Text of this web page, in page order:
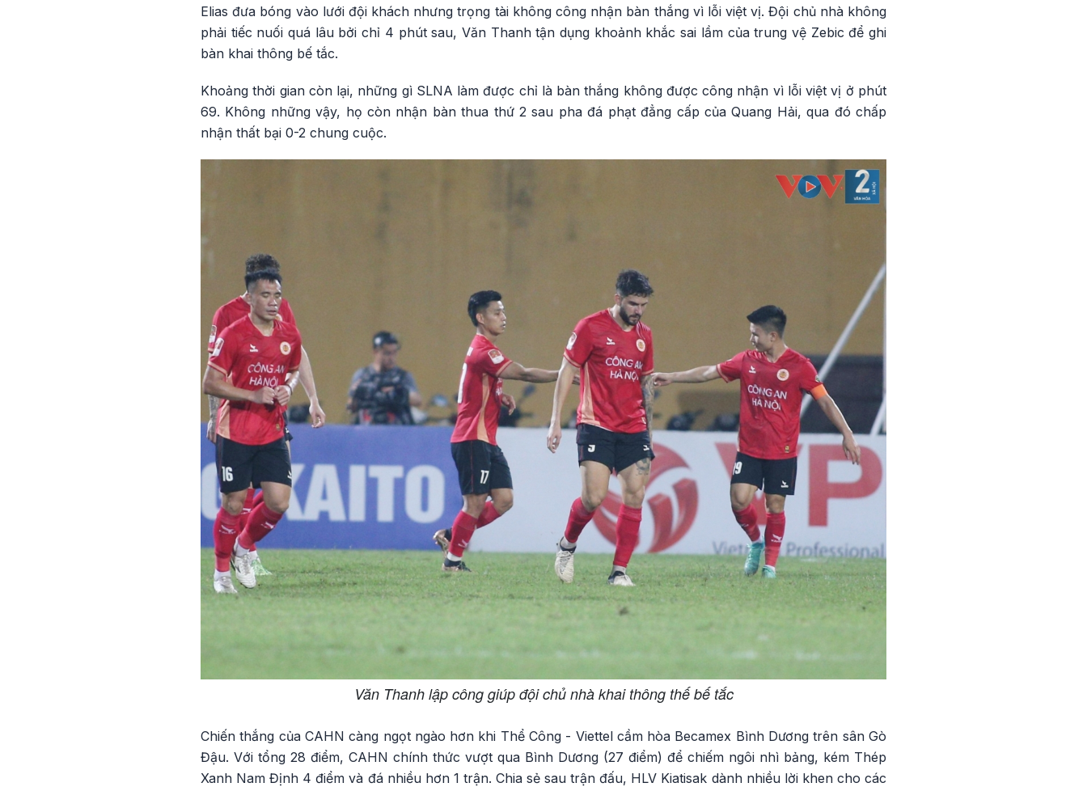
Elias đưa bóng vào lưới đội khách nhưng trọng tài không công nhận bàn thắng vì lỗi việt vị. Đội chủ nhà không
phải tiếc nuối quá lâu bởi chỉ 4 phút sau, Văn Thanh tận dụng khoảnh khắc sai lầm của trung vệ Zebic để ghi
bàn khai thông bế tắc.
Khoảng thời gian còn lại, những gì SLNA làm được chỉ là bàn thắng không được công nhận vì lỗi việt vị ở phút
69. Không những vậy, họ còn nhận bàn thua thứ 2 sau pha đá phạt đẳng cấp của Quang Hải, qua đó chấp
nhận thất bại 0-2 chung cuộc.
Văn Thanh lập công giúp đội chủ nhà khai thông thế bế tắc
Chiến thắng của CAHN càng ngọt ngào hơn khi Thể Công - Viettel cầm hòa Becamex Bình Dương trên sân Gò
Đậu. Với tổng 28 điểm, CAHN chính thức vượt qua Bình Dương (27 điểm) để chiếm ngôi nhì bảng, kém Thép
Xanh Nam Định 4 điểm và đá nhiều hơn 1 trận. Chia sẻ sau trận đấu, HLV Kiatisak dành nhiều lời khen cho các